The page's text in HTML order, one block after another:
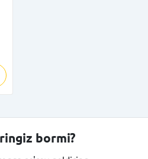
bormi?